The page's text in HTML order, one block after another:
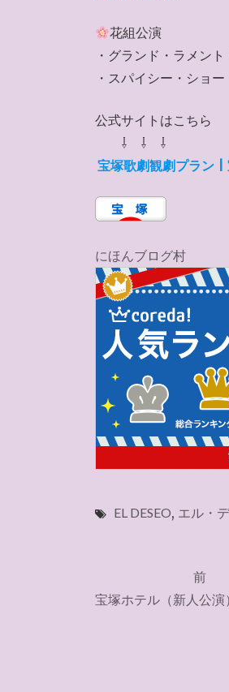
花組公演
・グランド・ラメン
・スパイシー・ショ
公式サイトはこちら
⇩ ⇩ ⇩
宝塚歌劇観劇プラン |
にほんブログ村
EL DESEO, エル・
稿
前
宝塚ホテル（新人公演